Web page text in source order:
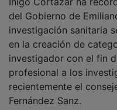
del Gobierno de
investigación sanitaria
en la creación de
investigador con el fin
profesional a los
recientemente el
Fernández Sanz.